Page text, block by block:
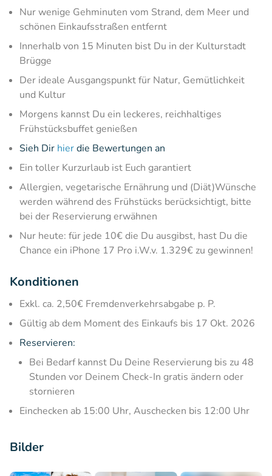
Nur wenige Gehminuten vom Strand, dem Meer und
schönen Einkaufsstraßen entfernt
Innerhalb von 15 Minuten bist Du in der Kulturstadt
Brügge
Der ideale Ausgangspunkt für Natur, Gemütlichkeit
und Kultur
Morgens kannst Du ein leckeres, reichhaltiges
Frühstücksbuffet genießen
Sieh Dir hierdie Bewertungen an
Ein toller Kurzurlaub ist Euch garantiert
Allergien, vegetarische Ernährung und (Diät)Wünsche
werden während des Frühstücks berücksichtigt, bitte
bei der Reservierung erwähnen
Nur heute: für jede 10€ die Du ausgibst, hast Du die
Chance ein iPhone 17 Pro i.W.v. 1.329€ zu gewinnen!
Konditionen
Exkl. ca. 2,50€ Fremdenverkehrsabgabe p. P.
Gültig ab dem Moment des Einkaufs bis 17 Okt. 2026
Reservieren:
Bei Bedarf kannst Du Deine Reservierung bis zu 48
Stunden vor Deinem Check-In gratis ändern oder
stornieren
Einchecken ab 15:00 Uhr, Auschecken bis 12:00 Uhr
Bilder